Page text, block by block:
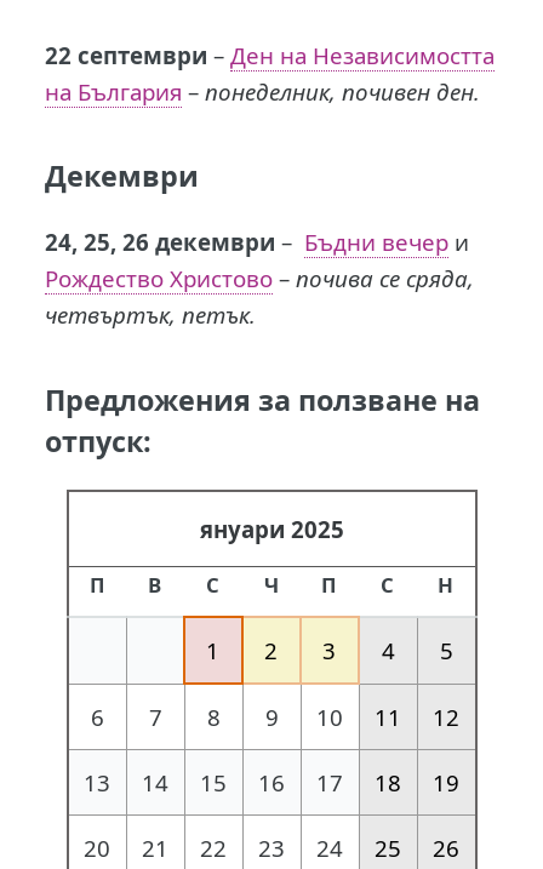
22 септември–Ден на Независимостта
на България –понеделник, почивен ден.
Декември
24, 25, 26 декември– Бъдни вечер и
Рождество Христово –почива се сряда,
четвъртък, петък.
Предложения за ползване на
отпуск:
януари 2025
П В С Ч П С Н
1 2 3 4 5
6 7 8 9 10 11 12
13 14 15 16 17 18 19
20 21 22 23 24 25 26